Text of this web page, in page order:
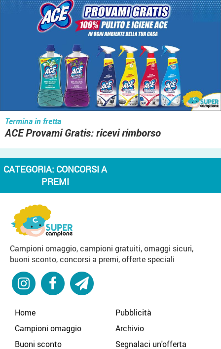
Termina in fretta
ACE Provami Gratis: ricevi rimborso
CATEGORIA: CONCORSI A
PREMI
Campioni omaggio, campioni gratuiti, omaggi sicuri,
buoni sconto, concorsi a premi, offerte speciali
Home
Campioni omaggio
Buoni sconto
Pubblicità
Archivio
Segnalaci un'offerta